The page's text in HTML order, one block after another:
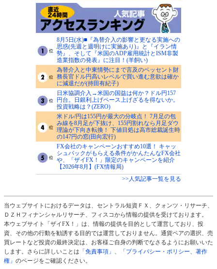
8月5日(水)■『為替介入の影響と更なる実施への
思惑(先週と週明けに実施あり)』と『イラン情
勢』、そして『米国のADP雇用統計とISM非製
造業指数の発表』に注目！(羊飼い)
為替介入と中東情勢にまで言及のベッセント財
務長官ドル円高いレベルで買い進む意欲は確か
に減退だが(持田有紀子)
日米協調介入→米国の国益は何か？ドル円157
円台。日銀利上げペース上げざるを得ないか。
投資戦略は？(ZERO)
米ドル/円は155円が最大の分岐点！ 7月足の包
み線を8月足が下抜け、155円割れなら月足ダウ
理論が下向き転換！ 下値目処は高市総裁誕生時
の147円の窓(田向宏行)
FX会社のキャンペーンおすすめ10選！ キャッ
シュバックがもらえる条件がかんたんなFX会社
や、「ザイFX！」限定のキャンペーンを紹介
【2026年8月】(FX情報局)
>>人気記事一覧を見る
当ウェブサイトにおけるデータは、セントラル短資ＦＸ、クォンツ・リサーチ、
ＤＺＨフィナンシャルリサーチ、フィスコから情報の提供を受けております。
本ウェブサイト「ザイFX！」は、情報の提供を目的として運営しており、投
資、その他の行動を勧誘する目的では運営しておりません。通貨ペアの選択、売
買レートなど投資の最終決定は、お客様ご自身の判断でなさるようにお願いいた
します。さらに詳しいことは 「免責事項」 、
「プライバシー・ポリシー、著作
権」 のページをご確認ください。